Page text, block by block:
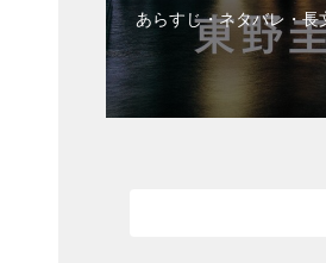
あらすじ・ネタバレ・長